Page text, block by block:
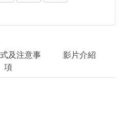
及注意事
項
影片介紹